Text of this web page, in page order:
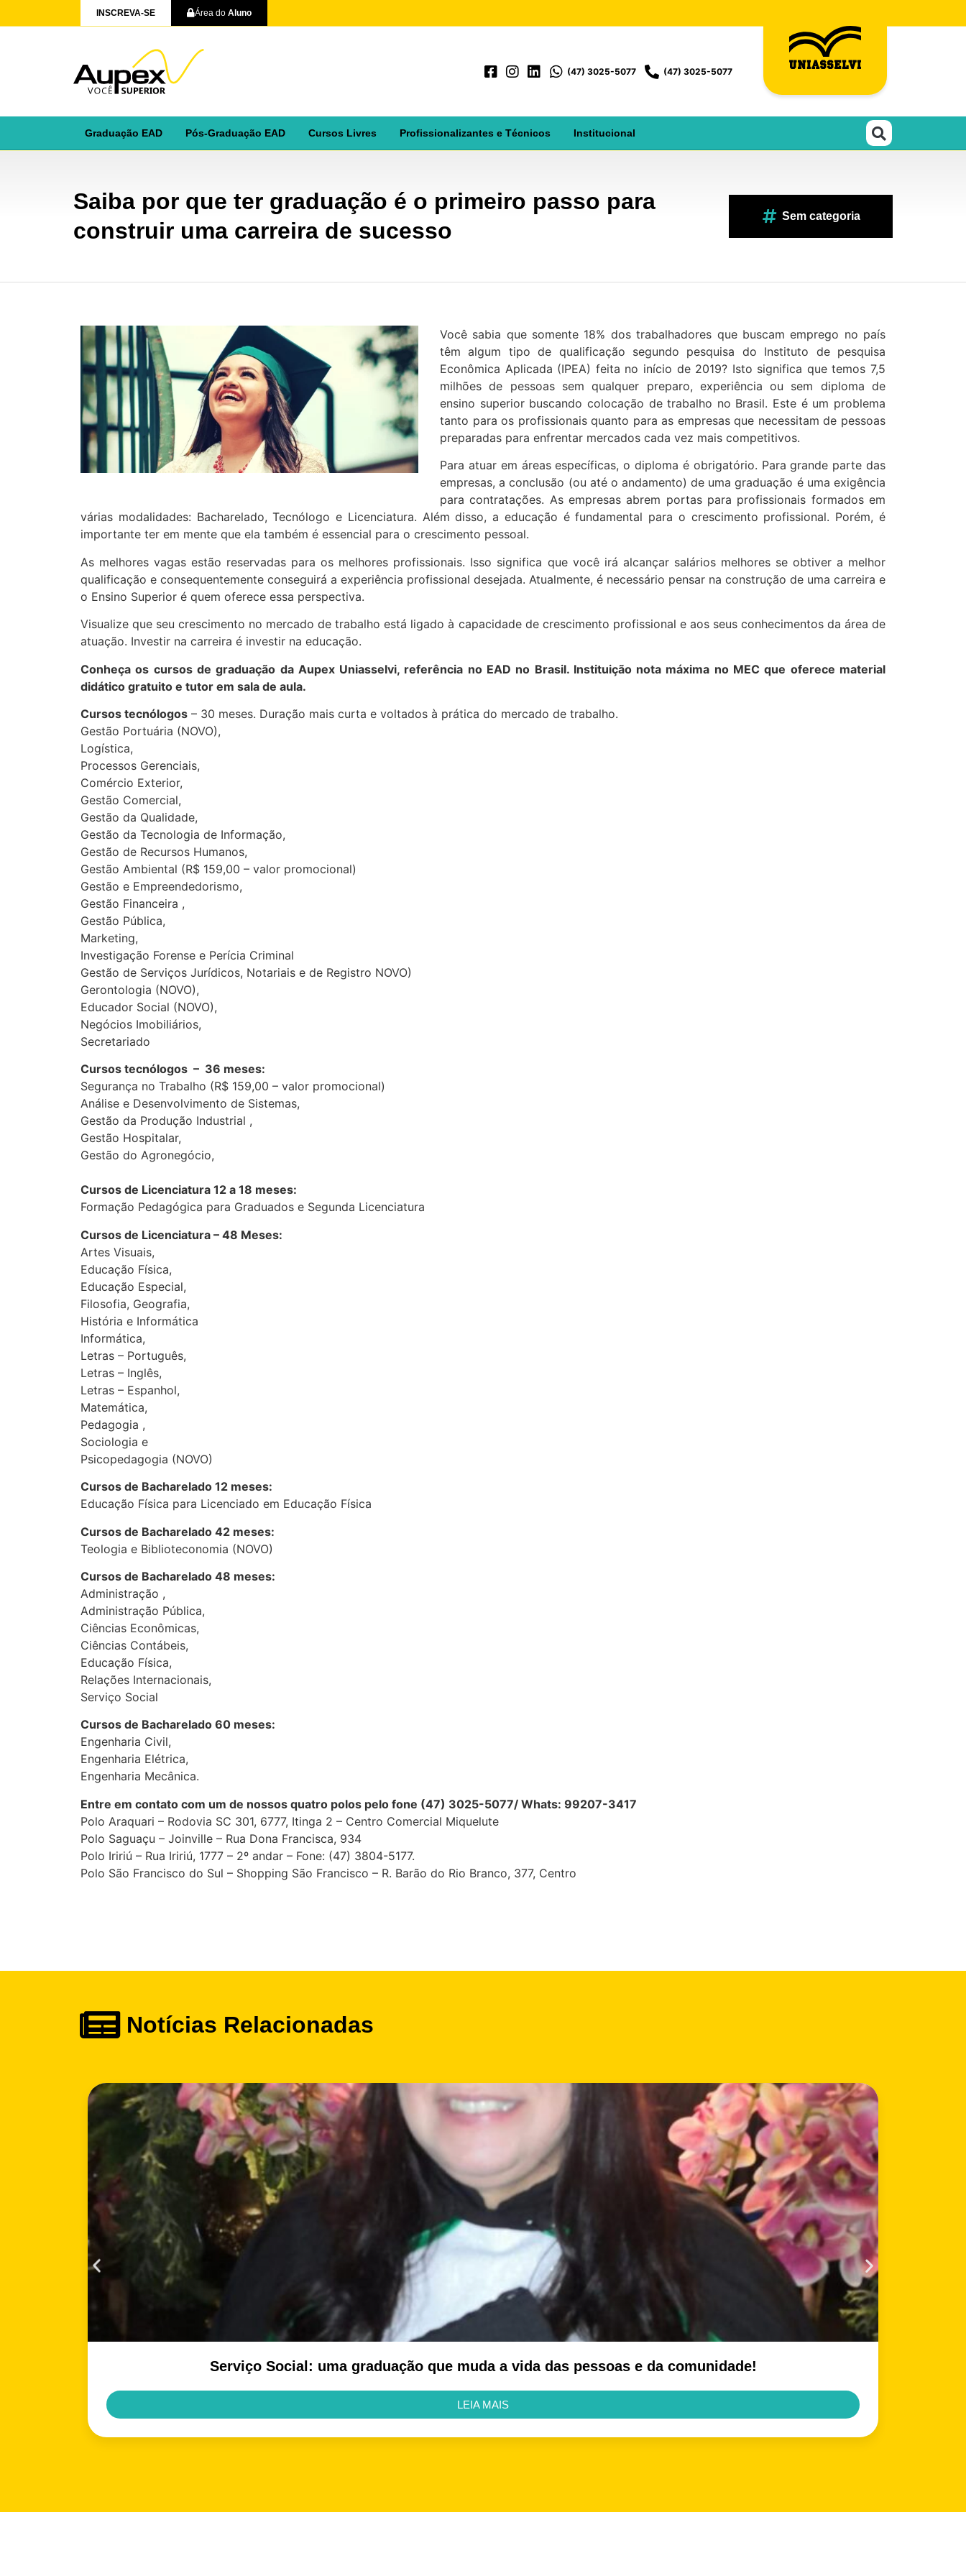
INSCREVA-SE Área do Aluno
(47) 3025-5077 (47) 3025-5077
Graduação EAD Pós-Graduação EAD Cursos Livres Profissionalizantes e Técnicos Institucional
Saiba por que ter graduação é o primeiro passo para
construir uma carreira de sucesso
Sem categoria
Você sabia que somente 18% dos trabalhadores que buscam emprego no país
têm algum tipo de qualificação segundo pesquisa do Instituto de pesquisa
Econômica Aplicada (IPEA) feita no início de 2019? Isto significa que temos 7,5
milhões de pessoas sem qualquer preparo, experiência ou sem diploma de
ensino superior buscando colocação de trabalho no Brasil. Este é um problema
tanto para os profissionais quanto para as empresas que necessitam de pessoas
preparadas para enfrentar mercados cada vez mais competitivos.
Para atuar em áreas específicas, o diploma é obrigatório. Para grande parte das
empresas, a conclusão (ou até o andamento) de uma graduação é uma exigência
para contratações. As empresas abrem portas para profissionais formados em
várias modalidades: Bacharelado, Tecnólogo e Licenciatura. Além disso, a educação é fundamental para o crescimento profissional. Porém, é
importante ter em mente que ela também é essencial para o crescimento pessoal.
As melhores vagas estão reservadas para os melhores profissionais. Isso significa que você irá alcançar salários melhores se obtiver a melhor
qualificação e consequentemente conseguirá a experiência profissional desejada. Atualmente, é necessário pensar na construção de uma carreira e
o Ensino Superior é quem oferece essa perspectiva.
Visualize que seu crescimento no mercado de trabalho está ligado à capacidade de crescimento profissional e aos seus conhecimentos da área de
atuação. Investir na carreira é investir na educação.
Conheça os cursos de graduação da Aupex Uniasselvi, referência no EAD no Brasil. Instituição nota máxima no MEC que oferece material
didático gratuito e tutor em sala de aula.
Cursos tecnólogos – 30 meses. Duração mais curta e voltados à prática do mercado de trabalho.
Gestão Portuária (NOVO),
Logística,
Processos Gerenciais,
Comércio Exterior,
Gestão Comercial,
Gestão da Qualidade,
Gestão da Tecnologia de Informação,
Gestão de Recursos Humanos,
Gestão Ambiental (R$ 159,00 – valor promocional)
Gestão e Empreendedorismo,
Gestão Financeira ,
Gestão Pública,
Marketing,
Investigação Forense e Perícia Criminal
Gestão de Serviços Jurídicos, Notariais e de Registro NOVO)
Gerontologia (NOVO),
Educador Social (NOVO),
Negócios Imobiliários,
Secretariado
Cursos tecnólogos – 36 meses:
Segurança no Trabalho (R$ 159,00 – valor promocional)
Análise e Desenvolvimento de Sistemas,
Gestão da Produção Industrial ,
Gestão Hospitalar,
Gestão do Agronegócio,
Cursos de Licenciatura 12 a 18 meses:
Formação Pedagógica para Graduados e Segunda Licenciatura
Cursos de Licenciatura – 48 Meses:
Artes Visuais,
Educação Física,
Educação Especial,
Filosofia, Geografia,
História e Informática
Informática,
Letras – Português,
Letras – Inglês,
Letras – Espanhol,
Matemática,
Pedagogia ,
Sociologia e
Psicopedagogia (NOVO)
Cursos de Bacharelado 12 meses:
Educação Física para Licenciado em Educação Física
Cursos de Bacharelado 42 meses:
Teologia e Biblioteconomia (NOVO)
Cursos de Bacharelado 48 meses:
Administração ,
Administração Pública,
Ciências Econômicas,
Ciências Contábeis,
Educação Física,
Relações Internacionais,
Serviço Social
Cursos de Bacharelado 60 meses:
Engenharia Civil,
Engenharia Elétrica,
Engenharia Mecânica.
Entre em contato com um de nossos quatro polos pelo fone (47) 3025-5077/ Whats: 99207-3417
Polo Araquari – Rodovia SC 301, 6777, Itinga 2 – Centro Comercial Miquelute
Polo Saguaçu – Joinville – Rua Dona Francisca, 934
Polo Iririú – Rua Iririú, 1777 – 2º andar – Fone: (47) 3804-5177.
Polo São Francisco do Sul – Shopping São Francisco – R. Barão do Rio Branco, 377, Centro
Notícias Relacionadas
Serviço Social: uma graduação que muda a vida das pessoas e da comunidade!
LEIA MAIS